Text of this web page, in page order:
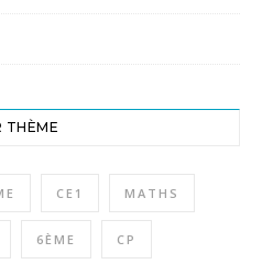
THÈME
CE1 MATHS
6ÈME CP